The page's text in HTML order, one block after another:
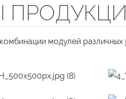
модулей различных